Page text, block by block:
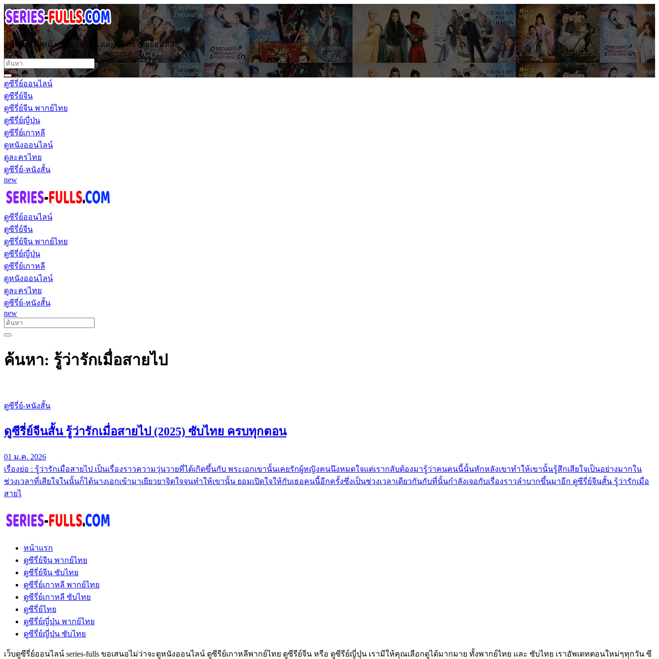
ดูซีรี่ย์ออนไลน์ หนังออนไลน์ และ ละครไทยย้อนหลัง
ดูซีรี่ย์ออนไลน์
ดูซีรี่ย์จีน
ดูซีรี่ย์จีน พากย์ไทย
ดูซีรี่ย์ญี่ปุ่น
ดูซีรี่ย์เกาหลี
ดูหนังออนไลน์
ดูละครไทย
ดูซีรี่ย์-หนังสั้น
new
ดูซีรี่ย์ออนไลน์
ดูซีรี่ย์จีน
ดูซีรี่ย์จีน พากย์ไทย
ดูซีรี่ย์ญี่ปุ่น
ดูซีรี่ย์เกาหลี
ดูหนังออนไลน์
ดูละครไทย
ดูซีรี่ย์-หนังสั้น
new
ค้นหา: รู้ว่ารักเมื่อสายไป
ดูซีรี่ย์-หนังสั้น
ดูซีรี่ย์จีนสั้น รู้ว่ารักเมื่อสายไป (2025) ซับไทย ครบทุกตอน
01 ม.ค. 2026
เรื่องย่อ : รู้ว่ารักเมื่อสายไป เป็นเรื่องราวความวุ่นวายที่ได้เกิดขึ้นกับ พระเอกเขานั้นเคยรักผู้หญิงคนนึงหมดใจแต่เรากลับต้องมารู้ว่าคนคนนี้นั้นหักหลังเขาทำให้เขานั้นรู้สึกเสียใจเป็นอย่างมากใน
ช่วงเวลาที่เสียใจในนั้นก็ได้นางเอกเข้ามาเยียวยาจิตใจจนทำให้เขานั้น ยอมเปิดใจให้กับเธอคนนี้อีกครั้งซึ่งเป็นช่วงเวลาเดียวกันกับที่นั้นกำลังเจอกับเรื่องราวลำบากขึ้นมาอีก ดูซีรี่ย์จีนสั้น รู้ว่ารักเมื่อ
สายไ
หน้าแรก
ดูซีรี่ย์จีน พากย์ไทย
ดูซีรี่ย์จีน ซับไทย
ดูซีรี่ย์เกาหลี พากย์ไทย
ดูซีรี่ย์เกาหลี ซับไทย
ดูซีรี่ย์ไทย
ดูซีรี่ย์ญี่ปุ่น พากย์ไทย
ดูซีรี่ย์ญี่ปุ่น ซับไทย
เว็บดูซีรี่ย์ออนไลน์ series-fulls ขอเสนอไม่ว่าจะดูหนังออนไลน์ ดูซีรีย์เกาหลีพากย์ไทย ดูซีรีย์จีน หรือ ดูซีรีย์ญี่ปุ่น เรามีให้คุณเลือกดูได้มากมาย ทั้งพากย์ไทย และ ซับไทย เราอัพเดทตอนใหม่ๆทุกวัน ซี